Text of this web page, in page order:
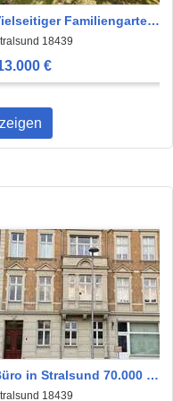
Familiengarten
Stralsund - Devin
18439
€
in Stralsund 70.000 €
m²18439